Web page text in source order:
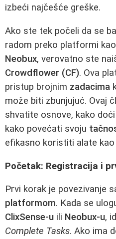
izbeći najčešće greške.
Ako ste tek počeli da se
radom preko platformi
Neobux, verovatno ste
Crowdflower (CF). Ova
pristup brojnim zadacima
može biti zbunjujuć. Ovaj
shvatite osnove, kako
kako povećati svoju
efikasno koristiti alate
Početak: Registracija i
Prvi korak je povezivanje
platformom. Kada se
ClixSense-u ili Neobux-u,
Complete Tasks. Ako ima